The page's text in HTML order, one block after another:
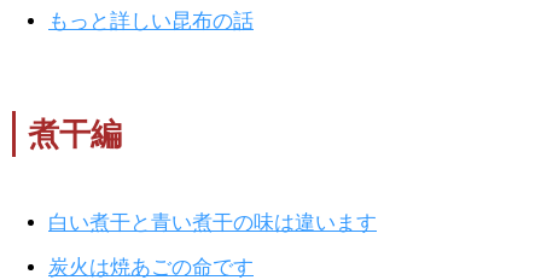
もっと詳しい昆布の話
煮干編
白い煮干と青い煮干の味は違います
炭火は焼あごの命です